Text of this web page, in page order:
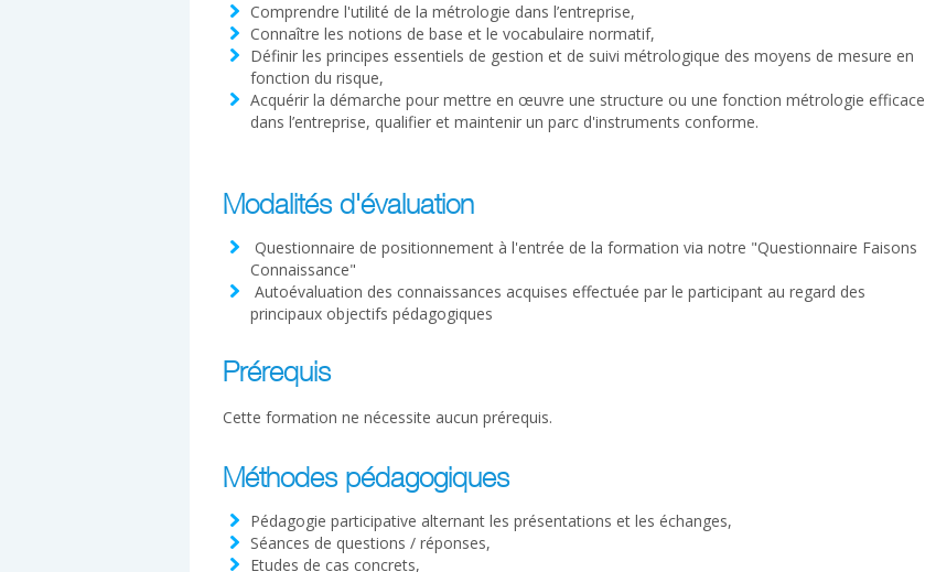
Comprendre l'utilité de la métrologie dans l’entreprise,
Connaître les notions de base et le vocabulaire normatif,
Définir les principes essentiels de gestion et de suivi métrologique des moyens de mesure en
fonction du risque,
Acquérir la démarche pour mettre en œuvre une structure ou une fonction métrologie efficace
dans l’entreprise, qualifier et maintenir un parc d'instruments conforme.
Modalités d'évaluation
Questionnaire de positionnement à l'entrée de la formation via notre "Questionnaire Faisons
Connaissance"
Autoévaluation des connaissances acquises effectuée par le participant au regard des
principaux objectifs pédagogiques
Prérequis
Cette formation ne nécessite aucun prérequis.
Méthodes pédagogiques
Pédagogie participative alternant les présentations et les échanges,
Séances de questions / réponses,
Etudes de cas concrets,